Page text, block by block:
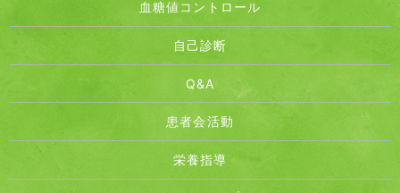
血糖値コントロール
自己診断
Q&A
患者会活動
栄養指導